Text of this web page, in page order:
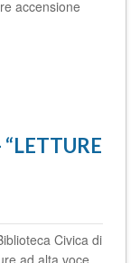
accensione
Civica di
ad alta voce